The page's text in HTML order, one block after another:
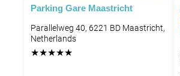
Parking Gare Maastricht
Parallelweg 40, 6221 BD Maastricht,
Netherlands
★★★★★